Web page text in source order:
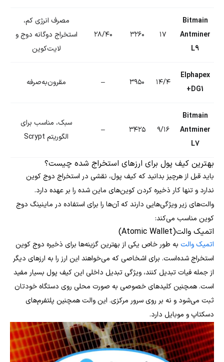
Bitmain
Antminer
۳۲۶۰ ۲۸/۴۰
مصرف انرژی کم،
استخراج دوگانه دوج و
لایت‌کوین
Elphapex
DG1+
۱۴/۴ ۳۹۵۰ مقرون‌به‌صرفه
Bitmain
Antminer
۹/۱۶ ۳۴۲۵
سبک، مناسب برای
الگوریتم Scrypt
بهترین کیف پول برای ارزهای استخراج شده چیست؟
باید قبل از هرچیز بدانید که کیف پول، نقشی در استخراج دوج کوین
ندارد و تنها کار ذخیره‌ کردن کوین‌های ماین شده را بر عهده دارد.
والت‌های زیر ویژگی‌هایی دارند که آن‌ها را برای استفاده در ماینینگ دوج
کوین مناسب می‌کند:
اتمیک والت(Atomic Wallet)
اتمیک والتبه طور خاص یکی از بهترین گزینه‌ها برای ذخیره دوج کوین
استخراج شده‌است. برای اشخاصی که می‌خواهند این ارز را به ارزهای دیگر
از جمله فیات تبدیل کنند، ویژگی تبدیل داخلی این کیف پول بسیار مفید
است. همچنین کلیدهای خصوصی به صورت محلی روی دستگاه خودتان
ثبت می‌شود و نه بر روی سرور مرکزی. این والت همچنین پلتفرم‌های
دسکتاپ و موبایل دارد.